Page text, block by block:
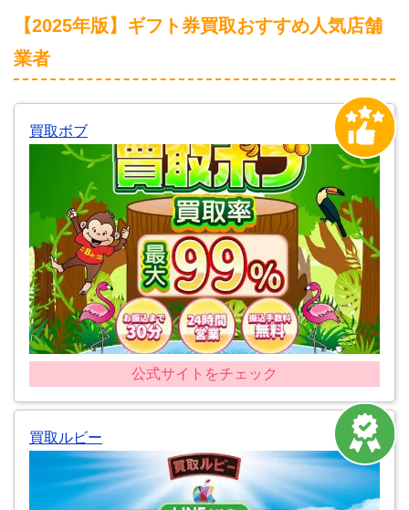
【2025年版】ギフト券買取おすすめ人気店舗
業者
買取ボブ
公式サイトをチェック
買取ルビー